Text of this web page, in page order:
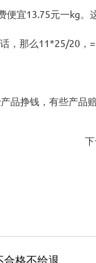
宜13.75元一kg。
，那么11*25/20，
挣钱，有些产品
下
格不给退